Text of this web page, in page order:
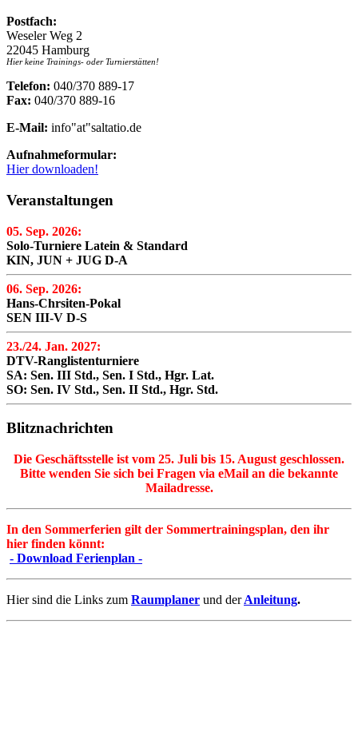
Postfach:
Weseler Weg 2
22045 Hamburg
Hier keine Trainings- oder Turnierstätten!
Telefon: 040/370 889-17
Fax: 040/370 889-16
E-Mail: info"at"saltatio.de
Aufnahmeformular:
Hier downloaden!
Veranstaltungen
05. Sep. 2026:
Solo-Turniere Latein & Standard
KIN, JUN + JUG D-A
06. Sep. 2026:
Hans-Chrsiten-Pokal
SEN III-V D-S
23./24. Jan. 2027:
DTV-Ranglistenturniere
SA: Sen. III Std., Sen. I Std., Hgr. Lat.
SO: Sen. IV Std., Sen. II Std., Hgr. Std.
Blitznachrichten
Die Geschäftsstelle ist vom 25. Juli bis 15. August geschlossen.
Bitte wenden Sie sich bei Fragen via eMail an die bekannte
Mailadresse.
In den Sommerferien gilt der Sommertrainingsplan, den ihr
hier finden könnt:
- Download Ferienplan -
Hier sind die Links zum Raumplaner und der Anleitung.